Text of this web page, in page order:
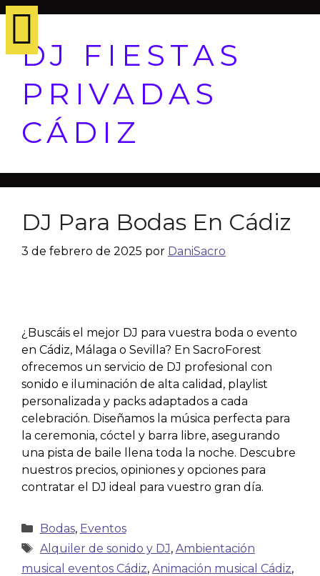
DJ FIESTAS
PRIVADAS
CÁDIZ
DJ Para Bodas En Cádiz
3 de febrero de 2025 por DaniSacro
¿Buscáis el mejor DJ para vuestra boda o evento
en Cádiz, Málaga o Sevilla? En SacroForest
ofrecemos un servicio de DJ profesional con
sonido e iluminación de alta calidad, playlist
personalizada y packs adaptados a cada
celebración. Diseñamos la música perfecta para
la ceremonia, cóctel y barra libre, asegurando
una pista de baile llena toda la noche. Descubre
nuestros precios, opiniones y opciones para
contratar el DJ ideal para vuestro gran día.
Bodas, Eventos
Alquiler de sonido y DJ, Ambientación
musical eventos Cádiz, Animación musical Cádiz,